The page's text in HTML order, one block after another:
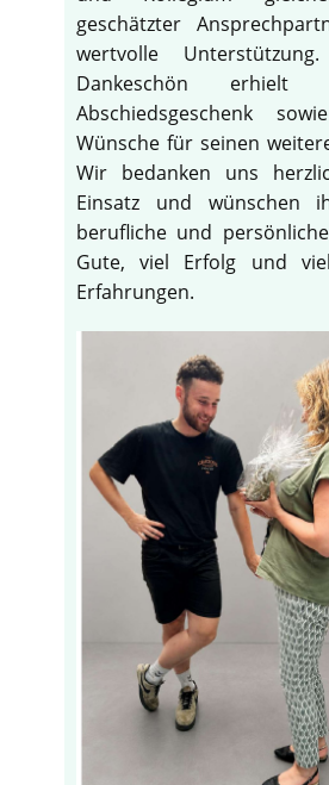
geschätzter
wertvolle
Dankeschön
Abschiedsgeschenk
Wünsche für seinen
Wir bedanken uns
Einsatz und wünschen
berufliche und
Gute, viel Erfolg und
Erfahrungen.